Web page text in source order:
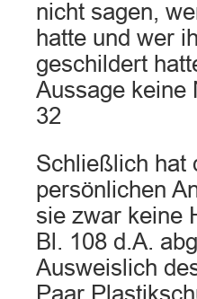
nicht sagen,
hatte und wer
geschildert
Aussage keine
32
Schließlich hat
persönlichen
sie zwar keine
Bl. 108 d.A.
Ausweislich
Paar